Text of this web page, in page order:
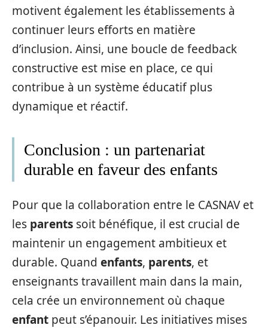
motivent également les établissements à
continuer leurs efforts en matière
d’inclusion. Ainsi, une boucle de feedback
constructive est mise en place, ce qui
contribue à un système éducatif plus
dynamique et réactif.
Conclusion : un partenariat
durable en faveur des enfants
Pour que la collaboration entre le CASNAV et
les parents soit bénéfique, il est crucial de
maintenir un engagement ambitieux et
durable. Quand enfants, parents, et
enseignants travaillent main dans la main,
cela crée un environnement où chaque
enfant peut s’épanouir. Les initiatives mises